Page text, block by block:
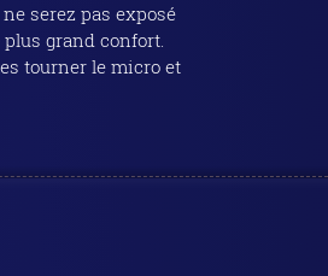
grand confort.
tourner le micro et